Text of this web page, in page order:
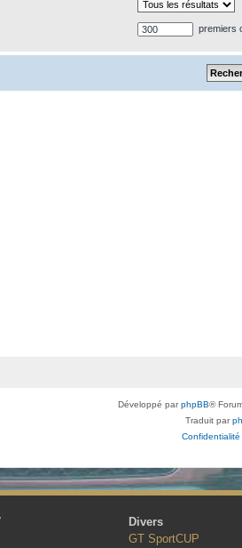
premiers
Développé parphpBB®
Traduit par
Confidentialité
Divers
GT SportCUP